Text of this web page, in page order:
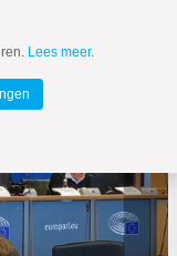
MENU
Lees meer.